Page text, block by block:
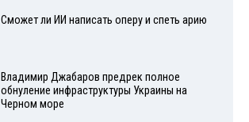
Сможет ли ИИ написать оперу и спеть арию
Владимир Джабаров предрек полное
обнуление инфраструктуры Украины на
Черном море